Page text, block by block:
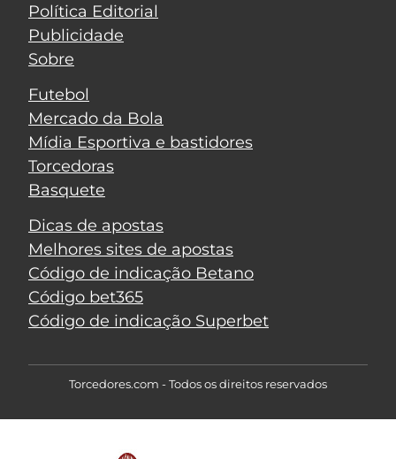
Política Editorial
Publicidade
Sobre
Futebol
Mercado da Bola
Mídia Esportiva e bastidores
Torcedoras
Basquete
Dicas de apostas
Melhores sites de apostas
Código de indicação Betano
Código bet365
Código de indicação Superbet
Torcedores.com - Todos os direitos reservados